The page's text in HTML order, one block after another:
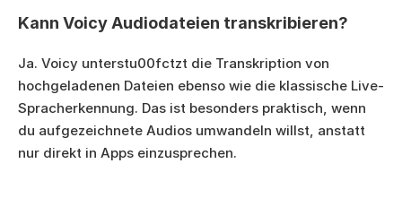
Kann Voicy Audiodateien transkribieren?
Ja. Voicy unterstu00fctzt die Transkription von
hochgeladenen Dateien ebenso wie die klassische Live-
Spracherkennung. Das ist besonders praktisch, wenn
du aufgezeichnete Audios umwandeln willst, anstatt
nur direkt in Apps einzusprechen.